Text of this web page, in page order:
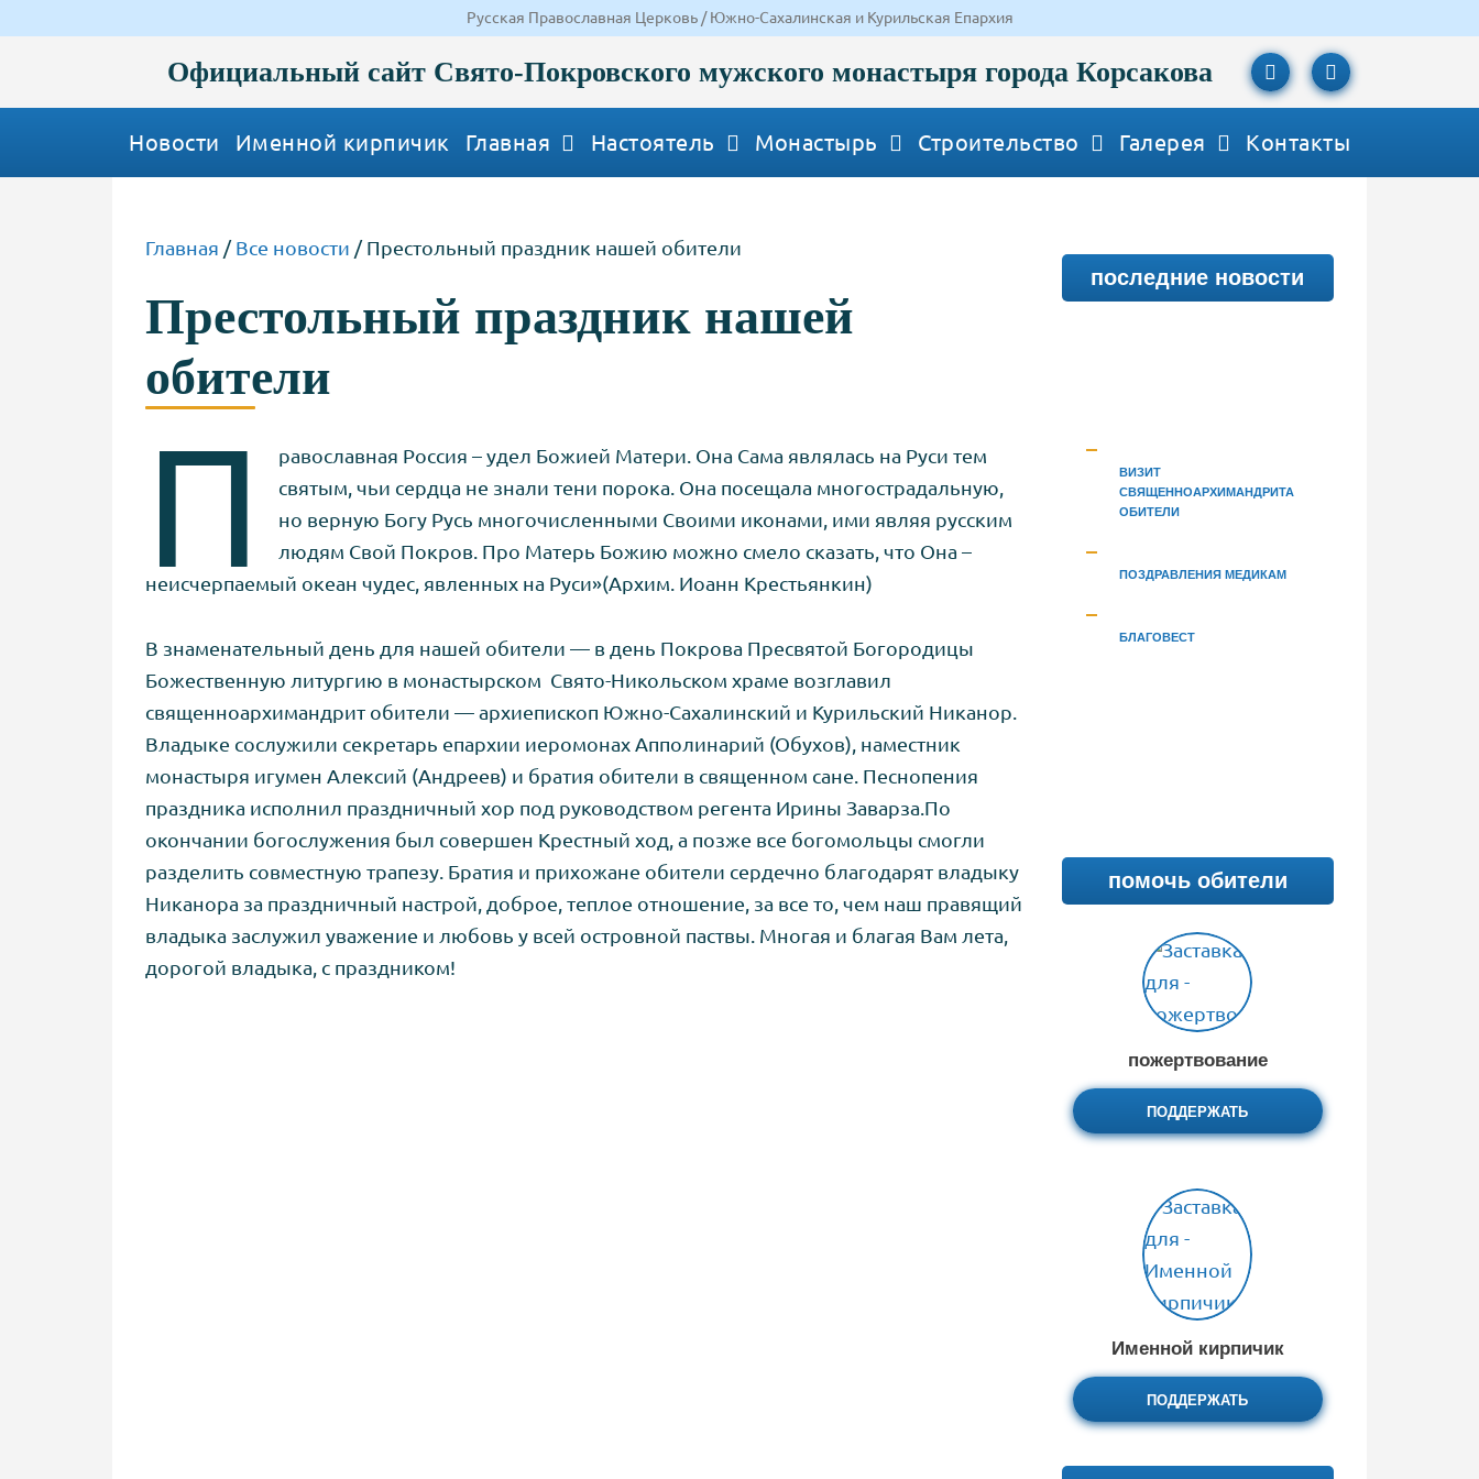
Русская Православная Церковь / Южно-Сахалинская и Курильская Епархия
Официальный сайт Свято-Покровского мужского монастыря города Корсакова
Новости Именной кирпичик Главная Настоятель Монастырь Строительство Галерея Контакты
Главная / Все новости / Престольный праздник нашей обители
Престольный праздник нашей
обители
П
равославная Россия – удел Божией Матери. Она Сама являлась на Руси тем
святым, чьи сердца не знали тени порока. Она посещала многострадальную,
но верную Богу Русь многочисленными Своими иконами, ими являя русским
людям Свой Покров. Про Матерь Божию можно смело сказать, что Она –
неисчерпаемый океан чудес, явленных на Руси»(Архим. Иоанн Крестьянкин)
В знаменательный день для нашей обители — в день Покрова Пресвятой Богородицы
Божественную литургию в монастырском Свято-Никольском храме возглавил
священноархимандрит обители — архиепископ Южно-Сахалинский и Курильский Никанор.
Владыке сослужили секретарь епархии иеромонах Апполинарий (Обухов), наместник
монастыря игумен Алексий (Андреев) и братия обители в священном сане. Песнопения
праздника исполнил праздничный хор под руководством регента Ирины Заварза.По
окончании богослужения был совершен Крестный ход, а позже все богомольцы смогли
разделить совместную трапезу. Братия и прихожане обители сердечно благодарят владыку
Никанора за праздничный настрой, доброе, теплое отношение, за все то, чем наш правящий
владыка заслужил уважение и любовь у всей островной паствы. Многая и благая Вам лета,
дорогой владыка, с праздником!
последние новости
ВИЗИТ
СВЯЩЕННОАРХИМАНДРИТА
ОБИТЕЛИ
ПОЗДРАВЛЕНИЯ МЕДИКАМ
БЛАГОВЕСТ
помочь обители
пожертвование
ПОДДЕРЖАТЬ
Именной кирпичик
ПОДДЕРЖАТЬ